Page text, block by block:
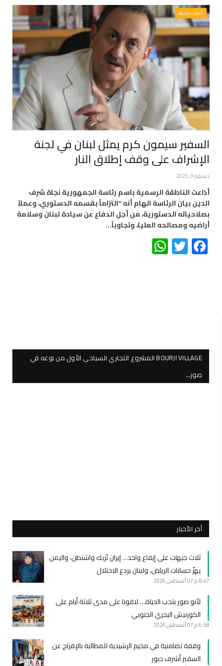
أخبار عاجلة
السفير سيمون كرم يمثل لبنان في لجنة
الإشراف على وقف إطلاق النار
ديسمبر 3, 2025
أذاعت الناطقة الرسمية باسم رئاسة الجمهورية نجاة شرف
الدين بيان الرئاسة الهام أنه “التزاماً بقسمه الدستوري، وعملاً
بصلاحياته الدستورية، من أجل الدفاع عن سيادة لبنان وسلامة
أراضيه ومصالحه العليا، وتجاوباً…
Facebook
Twitter
BOURJI VILLAGE المشروع التجاري السياحي الأول من نوعه في
صور…
أخر الأخبار
ثلاث جبهات على إيقاع واحد… إيران تُربك واشنطن، واليمن
يهزّ حسابات الرياض، ولبنان يردع الاحتلال
8:47 م 07 أغسطس 2026
لأنو صور بتحب الحياة… لاقونا على مدى ثلاثة أيام على
الكورنيش البحري الجنوبي
6:58 م 07 أغسطس 2026
وقفة تضامنية في مخيم الرشيدية للمطالبة بالإفراج عن
السفير أشرف دبور